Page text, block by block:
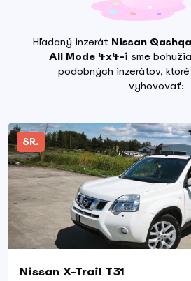
Hľadaný inzerátNissan
All Mode 4x4-i sme
podobných inzerátov, ktoré
vyhovovať:
SR.
Nissan X-Trail T31